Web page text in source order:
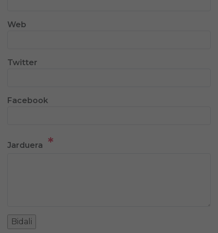
Web
Twitter
Facebook
Jarduera *